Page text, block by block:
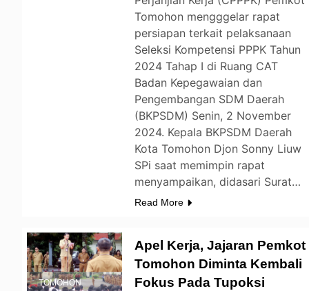
Tomohon mengggelar rapat
persiapan terkait pelaksanaan
Seleksi Kompetensi PPPK Tahun
2024 Tahap I di Ruang CAT
Badan Kepegawaian dan
Pengembangan SDM Daerah
(BKPSDM) Senin, 2 November
2024. Kepala BKPSDM Daerah
Kota Tomohon Djon Sonny Liuw
SPi saat memimpin rapat
menyampaikan, didasari Surat…
Read More
TOMOHON
Apel Kerja, Jajaran Pemkot
Tomohon Diminta Kembali
Fokus Pada Tupoksi